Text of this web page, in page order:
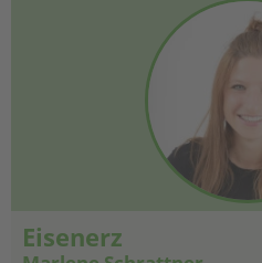
Eisenerz